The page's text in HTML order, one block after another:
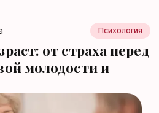
Психология
от страха перед
молодости и